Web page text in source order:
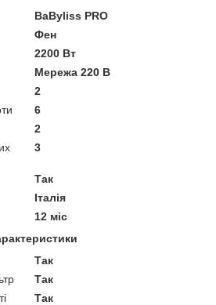
BaByliss PRO
Фен
2200 Вт
Мережа 220 В
2
6
2
3
Так
Італія
12 міс
Так
Так
Так